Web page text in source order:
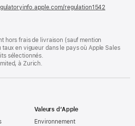
regulation1542
hors frais de livraison (sauf mention
en vigueur dans le pays où Apple Sales
sélectionnés.
à Zurich.
Valeurs d’Apple
Environnement